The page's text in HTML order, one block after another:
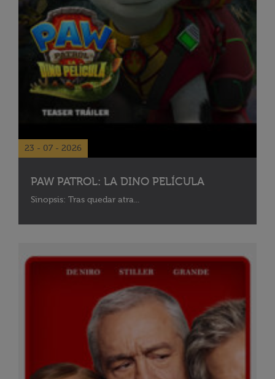
23 - 07 - 2026
PAW PATROL: LA DINO PELÍCULA
Sinopsis: Tras quedar atra...